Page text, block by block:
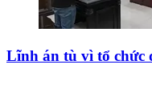
Lĩnh án tù vì tổ chức